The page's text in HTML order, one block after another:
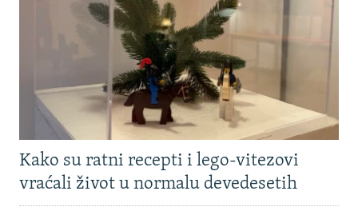
Kako su ratni recepti i lego-vitezovi
vraćali život u normalu devedesetih